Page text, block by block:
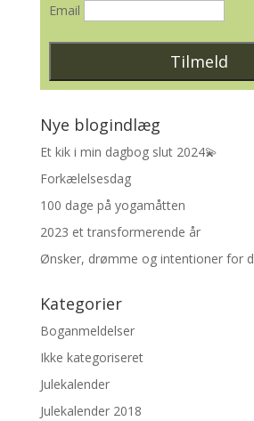
Email
Nye blogindlæg
Et kik i min dagbog slut 2024💫
Forkælelsesdag
100 dage på yogamåtten
2023 et transformerende år
Ønsker, drømme og intentioner for
Kategorier
Boganmeldelser
Ikke kategoriseret
Julekalender
Julekalender 2018